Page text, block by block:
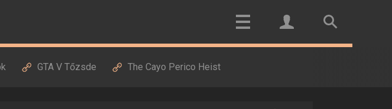
GTA V Tőzsde The Cayo Perico Heist